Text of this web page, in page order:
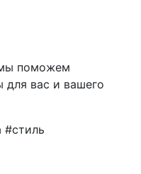
поможем
для вас и вашего